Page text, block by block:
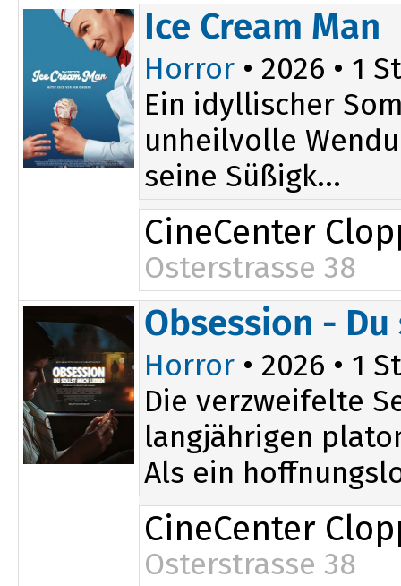
16:00
Ice Cream Man
Horror • 2026 • 1
Ein idyllischer
unheilvolle
seine Süßigk...
CineCenter
Osterstrasse 38
20:00
Obsession -
Horror • 2026 • 1
Die verzweifelte
langjährigen
Als ein
CineCenter
Osterstrasse 38